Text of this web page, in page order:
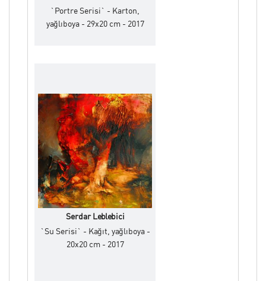
`Portre Serisi` - Karton,
yağlıboya - 29x20 cm - 2017
Serdar Leblebici
`Su Serisi` - Kağıt, yağlıboya -
20x20 cm - 2017